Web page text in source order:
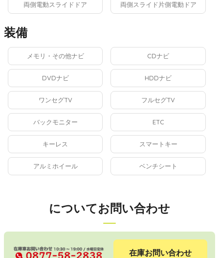
両側電動スライドドア 両側スライド片側電動ドア
装備
メモリ・その他ナビ CDナビ
DVDナビ HDDナビ
ワンセグTV フルセグTV
バックモニター ETC
キーレス スマートキー
アルミホイール ベンチシート
についてお問い合わせ
在庫お問い合わせ